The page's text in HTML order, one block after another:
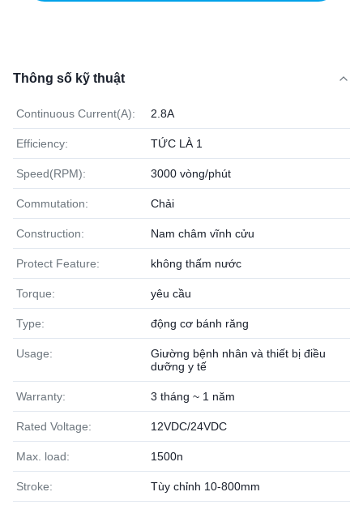
Thông số kỹ thuật
Continuous Current(A): 2.8A
Efficiency: TỨC LÀ 1
Speed(RPM): 3000 vòng/phút
Commutation: Chải
Construction: Nam châm vĩnh cửu
Protect Feature: không thấm nước
Torque: yêu cầu
Type: động cơ bánh răng
Usage:
Giường bệnh nhân và thiết bị điều
dưỡng y tế
Warranty: 3 tháng ~ 1 năm
Rated Voltage: 12VDC/24VDC
Max. load: 1500n
Stroke: Tùy chỉnh 10-800mm